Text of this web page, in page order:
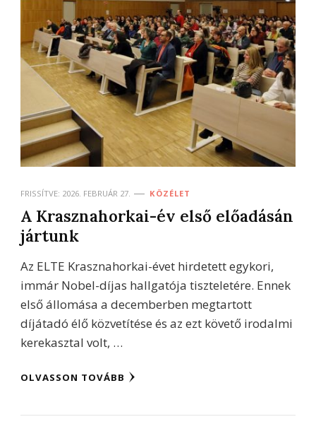
FRISSÍTVE: 2026. FEBRUÁR 27. KÖZÉLET
A Krasznahorkai-év első előadásán
jártunk
Az ELTE Krasznahorkai-évet hirdetett egykori,
immár Nobel-díjas hallgatója tiszteletére. Ennek
első állomása a decemberben megtartott
díjátadó élő közvetítése és az ezt követő irodalmi
kerekasztal volt, …
OLVASSON TOVÁBB